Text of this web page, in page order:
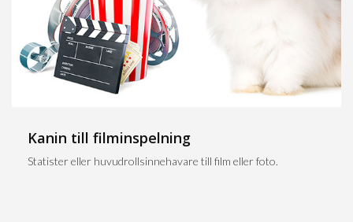
Kanin till filminspelning
Statister eller huvudrollsinnehavare till film eller foto.